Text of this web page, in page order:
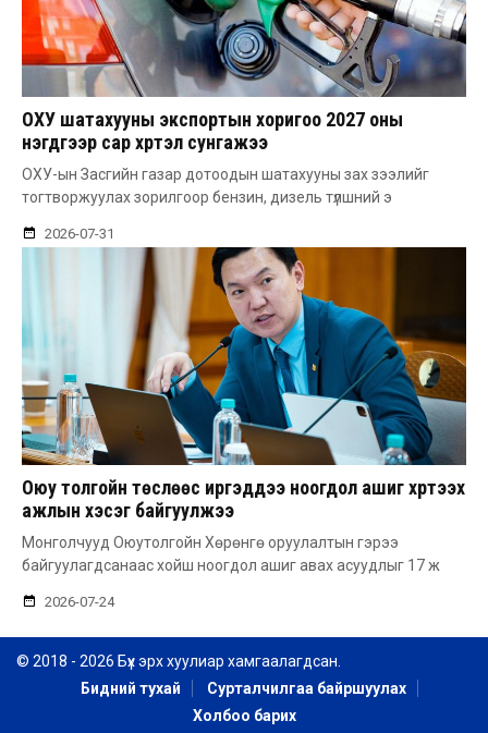
ОХУ шатахууны экспортын хоригоо 2027 оны
нэгдүгээр сар хүртэл сунгажээ
ОХУ-ын Засгийн газар дотоодын шатахууны зах зээлийг
тогтворжуулах зорилгоор бензин, дизель түлшний э
2026-07-31
Оюу толгойн төслөөс иргэддээ ноогдол ашиг хүртээх
ажлын хэсэг байгуулжээ
Монголчууд Оюутолгойн Хөрөнгө оруулалтын гэрээ
байгуулагдсанаас хойш ноогдол ашиг авах асуудлыг 17 ж
2026-07-24
© 2018 - 2026 Бүх эрх хуулиар хамгаалагдсан.
Бидний тухай
Сурталчилгаа байршуулах
Холбоо барих